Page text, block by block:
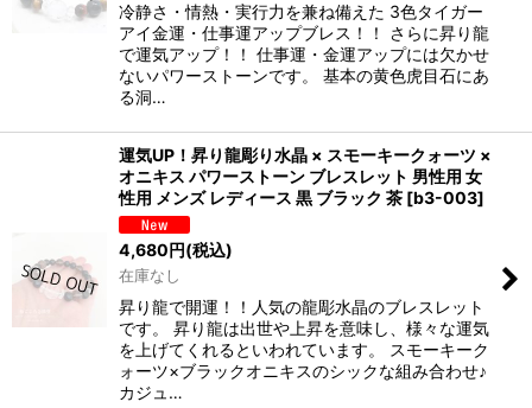
冷静さ・情熱・実行力を兼ね備えた 3色タイガー
アイ金運・仕事運アップブレス！！ さらに昇り龍
で運気アップ！！ 仕事運・金運アップには欠かせ
ないパワーストーンです。 基本の黄色虎目石にあ
る洞…
運気UP！昇り龍彫り水晶 × スモーキークォーツ ×
オニキス パワーストーン ブレスレット 男性用 女
性用 メンズ レディース 黒 ブラック 茶 [b3-003]
4,680円(税込)
在庫なし
昇り龍で開運！！人気の龍彫水晶のブレスレット
です。 昇り龍は出世や上昇を意味し、様々な運気
を上げてくれるといわれています。 スモーキーク
ォーツ×ブラックオニキスのシックな組み合わせ♪
カジュ…